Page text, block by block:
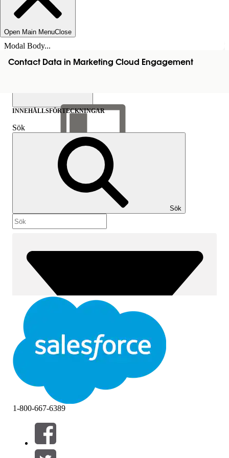
Open Main MenuClose
Modal Body...
Contact Data in Marketing Cloud Engagement
Visa
innehållsförteckning
Innehållsförteckningar
INNEHÅLLSFÖRTECKNINGAR
Sök
Sök
Filter (0)
VÄLJ FILTER
1-800-667-6389